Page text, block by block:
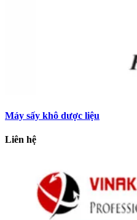
Máy sấy khô dược liệu
Liên hệ